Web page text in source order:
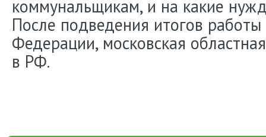
коммунальщикам, и на какие
После подведения итогов
Федерации, московская
в РФ.